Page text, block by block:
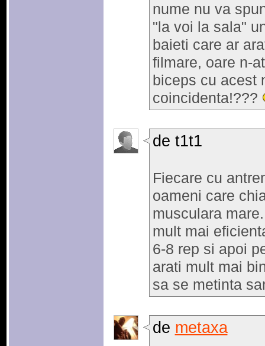
nume nu va
"la voi la sala"
baieti care ar
filmare, oare n-
biceps cu acest
coincidenta!???
de t1t1
Fiecare cu
oameni care
musculara
mult mai
6-8 rep si apoi
arati mult mai
sa se metinta
de metaxa